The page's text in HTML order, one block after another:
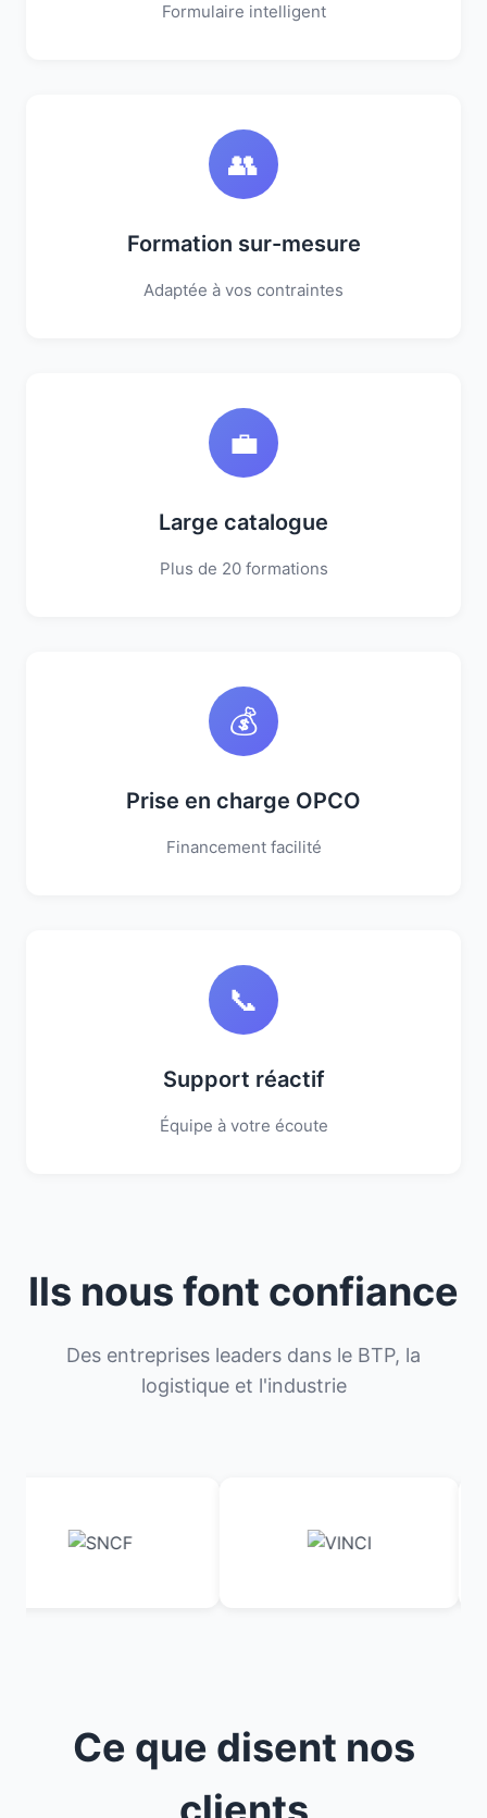
Formulaire intelligent
👥
Formation sur-mesure
Adaptée à vos contraintes
💼
Large catalogue
Plus de 20 formations
💰
Prise en charge OPCO
Financement facilité
📞
Support réactif
Équipe à votre écoute
Ils nous font confiance
Des entreprises leaders dans le BTP, la
logistique et l'industrie
Ce que disent nos